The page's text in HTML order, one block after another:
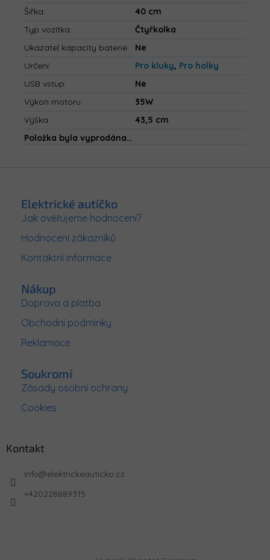
Šířka:
40 cm
Typ vozítka:
Čtyřkolka
Ukazatel kapacity baterie:
Ne
Určení: Pro kluky, Pro holky
USB vstup:
Ne
Výkon motoru:
35W
Výška:
43,5 cm
Položka byla vyprodána…
Elektrické autíčko
Jak ověřujeme hodnocení?
Hodnocení zákazníků
Kontaktní informace
Nákup
Doprava a platba
Obchodní podmínky
Reklamace
Soukromí
Zásady osobní ochrany
Cookies
Kontakt
info@elektrickeauticko.cz
+420228889315